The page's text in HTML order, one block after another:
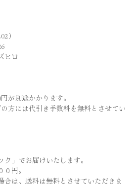
）
ヒロ
が別途かかります。
方には代引き手数料を無料とさせてい
」でお届けいたします。
円。
合は、送料は無料とさせていただきま